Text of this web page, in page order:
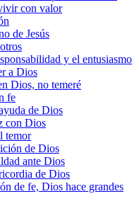
con valor
de Jesús
y el entusiasmo
a Dios
Dios, no temeré
fe
de Dios
con Dios
temor
de Dios
ante Dios
de Dios
de fe, Dios hace grandes